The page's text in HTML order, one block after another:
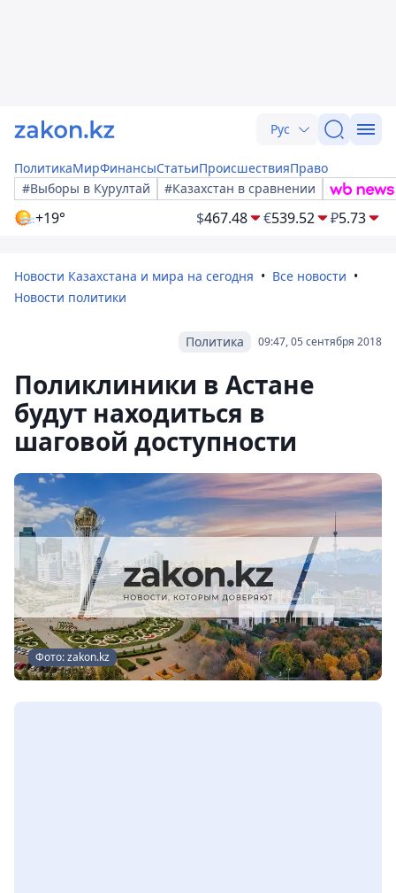
Рус
ПолитикаМирФинансыСтатьиПроисшествияПраво
#Выборы в Курултай
#Казахстан в сравнении
+19° $467.48 €539.52 ₽5.73
Новости Казахстана и мира на сегодня
Все новости
Новости политики
09:47, 05 сентября 2018
Политика
Поликлиники в Астане
будут находиться в
шаговой доступности
Фото: zakon.kz